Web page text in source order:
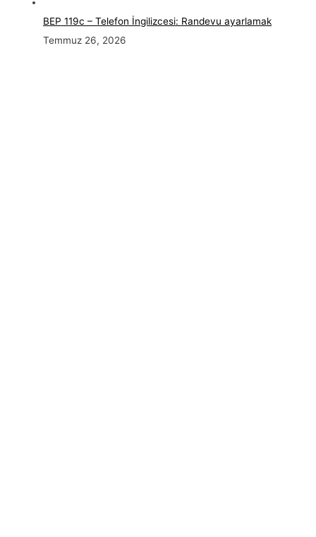
BEP 119c – Telefon İngilizcesi: Randevu ayarlamak
Temmuz 26, 2026